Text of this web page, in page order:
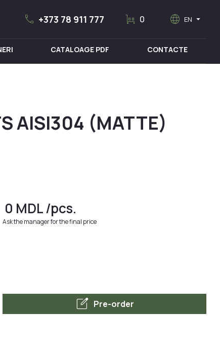
call +373 78 911 777 trolley 0 language EN arrow_drop_down
CATALOAGE PDF CONTACTE
AISI304 (MATTE)
0 MDL/pcs.
Ask the manager for the final price
edit_square Pre-order